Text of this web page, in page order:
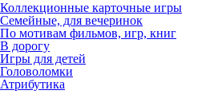
Коллекционные карточные игры
Семейные, для вечеринок
По мотивам фильмов, игр, книг
В дорогу
Игры для детей
Головоломки
Атрибутика